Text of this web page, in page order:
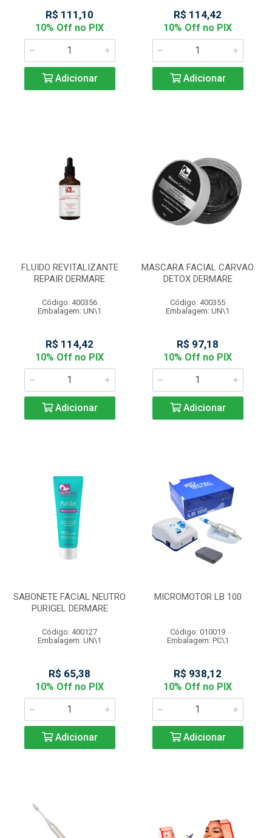
R$ 111,10
10% Off no PIX
Adicionar
R$ 114,42
10% Off no PIX
Adicionar
FLUIDO REVITALIZANTE
REPAIR DERMARE
Código: 400356
Embalagem: UN\1
R$ 114,42
10% Off no PIX
Adicionar
MASCARA FACIAL CARVAO
DETOX DERMARE
Código: 400355
Embalagem: UN\1
R$ 97,18
10% Off no PIX
Adicionar
SABONETE FACIAL NEUTRO
PURIGEL DERMARE
Código: 400127
Embalagem: UN\1
R$ 65,38
10% Off no PIX
Adicionar
MICROMOTOR LB 100
Código: 010019
Embalagem: PC\1
R$ 938,12
10% Off no PIX
Adicionar